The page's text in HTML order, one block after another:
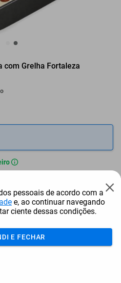
com Grelha Fortaleza
pessoais de acordo com a
e, ao continuar navegando
ciente dessas condições.
E FECHAR